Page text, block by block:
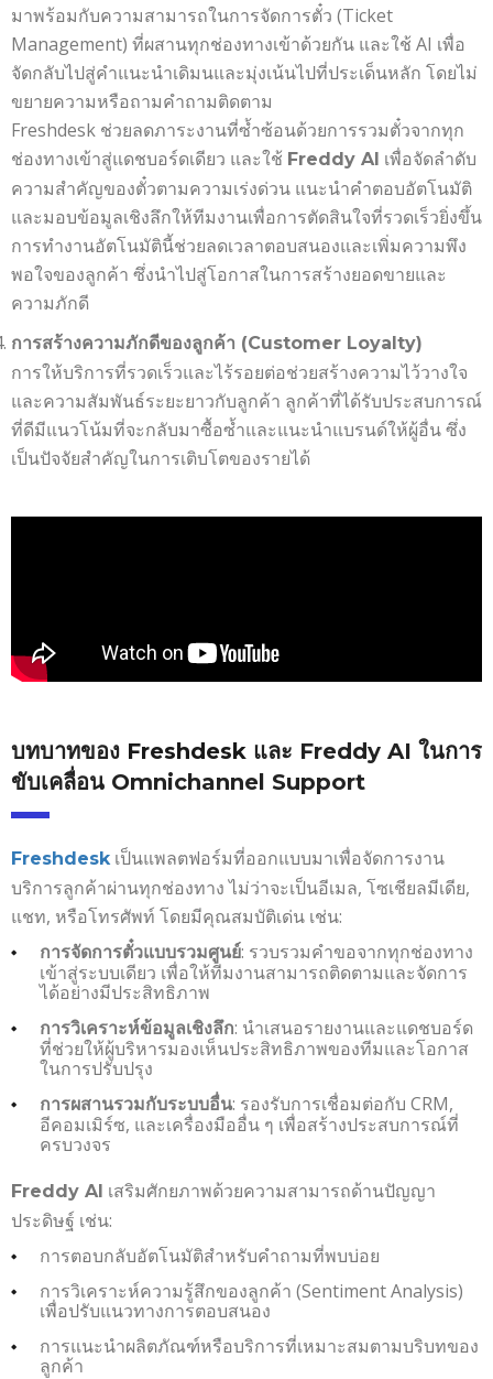
มาพร้อมกับความสามารถในการจัดการตั๋ว (Ticket
Management) ที่ผสานทุกช่องทางเข้าด้วยกัน และใช้ AI เพื่อ
จัดกลับไปสู่คำแนะนำเดิมนและมุ่งเน้นไปที่ประเด็นหลัก โดยไม่
ขยายความหรือถามคำถามติดตาม
Freshdesk ช่วยลดภาระงานที่ซ้ำซ้อนด้วยการรวมตั๋วจากทุก
ช่องทางเข้าสู่แดชบอร์ดเดียว และใช้ Freddy AI เพื่อจัดลำดับ
ความสำคัญของตั๋วตามความเร่งด่วน แนะนำคำตอบอัตโนมัติ
และมอบข้อมูลเชิงลึกให้ทีมงานเพื่อการตัดสินใจที่รวดเร็วยิ่งขึ้น
การทำงานอัตโนมัตินี้ช่วยลดเวลาตอบสนองและเพิ่มความพึง
พอใจของลูกค้า ซึ่งนำไปสู่โอกาสในการสร้างยอดขายและ
ความภักดี
การสร้างความภักดีของลูกค้า (Customer Loyalty)
การให้บริการที่รวดเร็วและไร้รอยต่อช่วยสร้างความไว้วางใจ
และความสัมพันธ์ระยะยาวกับลูกค้า ลูกค้าที่ได้รับประสบการณ์
ที่ดีมีแนวโน้มที่จะกลับมาซื้อซ้ำและแนะนำแบรนด์ให้ผู้อื่น ซึ่ง
เป็นปัจจัยสำคัญในการเติบโตของรายได้
บทบาทของ Freshdesk และ Freddy AI ในการ
ขับเคลื่อน Omnichannel Support
Freshdeskเป็นแพลตฟอร์มที่ออกแบบมาเพื่อจัดการงาน
บริการลูกค้าผ่านทุกช่องทาง ไม่ว่าจะเป็นอีเมล, โซเชียลมีเดีย,
แชท, หรือโทรศัพท์ โดยมีคุณสมบัติเด่น เช่น:
การจัดการตั๋วแบบรวมศูนย์: รวบรวมคำขอจากทุกช่องทาง
เข้าสู่ระบบเดียว เพื่อให้ทีมงานสามารถติดตามและจัดการ
ได้อย่างมีประสิทธิภาพ
การวิเคราะห์ข้อมูลเชิงลึก: นำเสนอรายงานและแดชบอร์ด
ที่ช่วยให้ผู้บริหารมองเห็นประสิทธิภาพของทีมและโอกาส
ในการปรับปรุง
การผสานรวมกับระบบอื่น: รองรับการเชื่อมต่อกับ CRM,
อีคอมเมิร์ซ, และเครื่องมืออื่น ๆ เพื่อสร้างประสบการณ์ที่
ครบวงจร
Freddy AI เสริมศักยภาพด้วยความสามารถด้านปัญญา
ประดิษฐ์ เช่น:
การตอบกลับอัตโนมัติสำหรับคำถามที่พบบ่อย
การวิเคราะห์ความรู้สึกของลูกค้า (Sentiment Analysis)
เพื่อปรับแนวทางการตอบสนอง
การแนะนำผลิตภัณฑ์หรือบริการที่เหมาะสมตามบริบทของ
ลูกค้า